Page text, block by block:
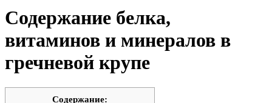
Содержание белка,
витаминов и минералов в
гречневой крупе
Cодержание: